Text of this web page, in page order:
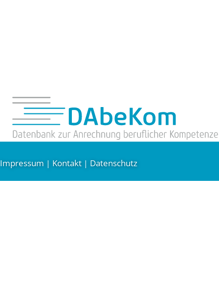
Impressum | Kontakt | Datenschutz